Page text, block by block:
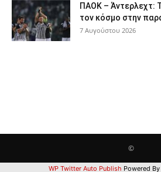
ΠΑΟΚ – Άντερλεχτ:
τον κόσμο στην
7 Αυγούστου 2026
©
WP Twitter Auto Publish Powered By